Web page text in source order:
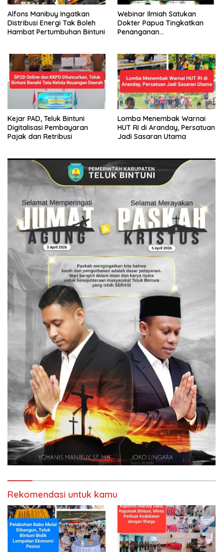
Alfons Manibuy Ingatkan
Distribusi Energi Tak Boleh
Hambat Pertumbuhan Bintuni
Webinar Ilmiah Satukan
Dokter Papua Tingkatkan
Penanganan
Kejar PAD, Teluk Bintuni
Digitalisasi Pembayaran
Pajak dan Retribusi
Lomba Menembak Warnai
HUT RI di Aranday, Persatuan
Jadi Sasaran Utama
Rekomendasi untuk kamu